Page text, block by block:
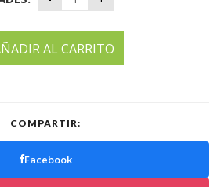
AL CARRITO
COMPARTIR:
Facebook